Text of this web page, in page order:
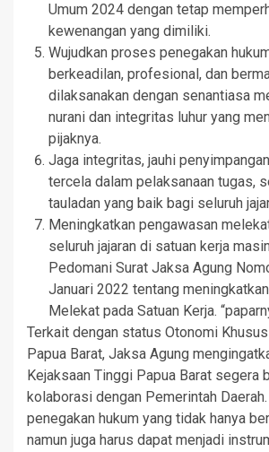
Umum 2024 dengan tetap
kewenangan yang dimiliki.
Wujudkan proses penegakan
berkeadilan, profesional, dan
dilaksanakan dengan senantiasa
nurani dan integritas luhur yang
pijaknya.
Jaga integritas, jauhi
tercela dalam pelaksanaan tugas,
tauladan yang baik bagi seluruh
Meningkatkan pengawasan
seluruh jajaran di satuan kerja
Pedomani Surat Jaksa Agung
Januari 2022 tentang
Melekat pada Satuan Kerja.
Terkait dengan status Otonomi
Papua Barat, Jaksa Agung
Kejaksaan Tinggi Papua Barat segera
kolaborasi dengan Pemerintah
penegakan hukum yang tidak hanya
namun juga harus dapat menjadi